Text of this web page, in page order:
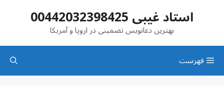
استاد غیبی 00442032398425
بهترین دعانویس تضمینی در اروپا و آمریکا
فهرست